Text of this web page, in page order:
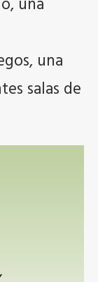
una
salas de